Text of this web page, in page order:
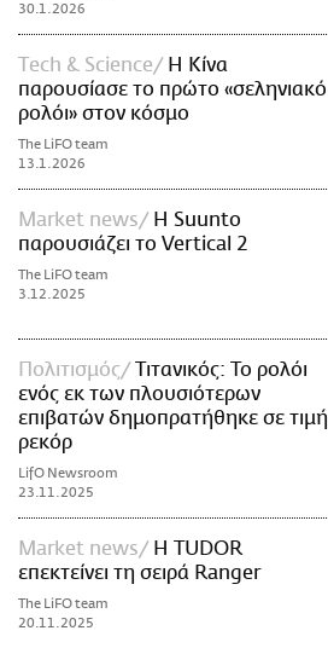
30.1.2026
Τech & Science
Η Κίνα
παρουσίασε το πρώτο «σεληνιακό
ρολόι» στον κόσμο
The LiFO team
13.1.2026
Market news
Η Suunto
παρουσιάζει το Vertical 2
The LiFO team
3.12.2025
Πολιτισμός
Τιτανικός: Το ρολόι
ενός εκ των πλουσιότερων
επιβατών δημοπρατήθηκε σε τιμή
ρεκόρ
LifO Newsroom
23.11.2025
Market news
Η TUDOR
επεκτείνει τη σειρά Ranger
The LiFO team
20.11.2025